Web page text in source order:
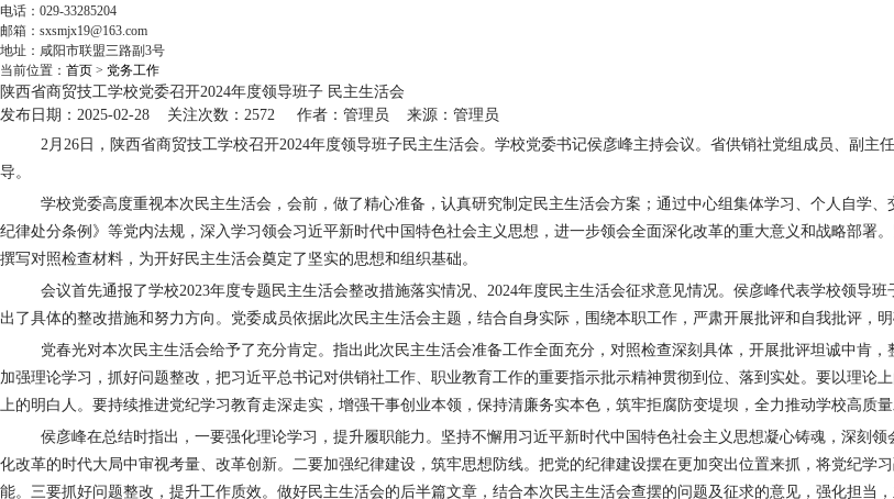
电话：029-33285204
邮箱：sxsmjx19@163.com
地址：咸阳市联盟三路副3号
当前位置： 首页 > 党务工作
陕西省商贸技工学校党委召开2024年度领导班子 民主生活会
发布日期：2025-02-28 关注次数：2572 作者：管理员 来源：管理员
2月26 日，陕西省商贸技工学校召开2024年度领导班子民主生活会。学校党委书记侯彦峰主持会议。省供销社党组成员、副
导。
学校党委高度重视本次民主生活会，会前，做了精心准备，认真研究制定民主生活会方案；通过中心组集体学习、个人自学
纪律处分条例》等党内法规，深入学习领会习近平新时代中国特色社会主义思想，进一步领会全面深化改革的重大意义和战略部
撰写对照检查材料，为开好民主生活会奠定了坚实的思想和组织基础。
会议首先通报了学校2023年度专题民主生活会整改措施落实情况、2024年度民主生活会征求意见情况。侯彦峰代表学校领导
出了具体的整改措施和努力方向。党委成员依据此次民主生活会主题，结合自身实际，围绕本职工作，严肃开展批评和自我批评，
党春光对本次民主生活会给予了充分肯定。指出此次民主生活会准备工作全面充分，对照检查深刻具体，开展批评坦诚中肯
加强理论学习，抓好问题整改，把习近平总书记对供销社工作、职业教育工作的重要指示批示精神贯彻到位、落到实处。要以理
上的明白人。要持续推进党纪学习教育走深走实，增强干事创业本领，保持清廉务实本色，筑牢拒腐防变堤坝，全力推动学校高质量
侯彦峰在总结时指出，一要强化理论学习，提升履职能力。坚持不懈用习近平新时代中国特色社会主义思想凝心铸魂，深刻
化改革的时代大局中审视考量、改革创新。二要加强纪律建设，筑牢思想防线。把党的纪律建设摆在更加突出位置来抓，将党纪学
能。三要抓好问题整改，提升工作质效。做好民主生活会的后半篇文章，结合本次民主生活会查摆的问题及征求的意见，强化担当